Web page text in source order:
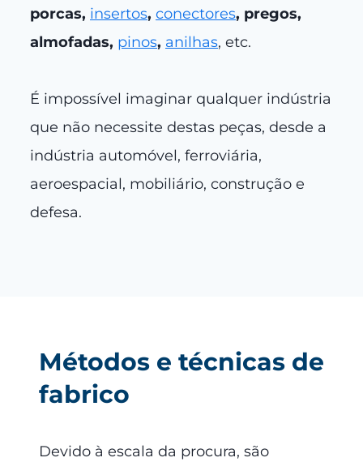
porcas, insertos, conectores, pregos,
almofadas, pinos, anilhas, etc.
É impossível imaginar qualquer indústria
que não necessite destas peças, desde a
indústria automóvel, ferroviária,
aeroespacial, mobiliário, construção e
defesa.
Métodos e técnicas de
fabrico
Devido à escala da procura, são